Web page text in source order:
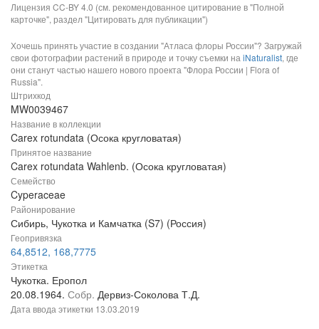
Лицензия CC-BY 4.0 (см. рекомендованное цитирование в "Полной
карточке", раздел "Цитировать для публикации")
Хочешь принять участие в создании "Атласа флоры России"? Загружай
свои фотографии растений в природе и точку съемки на iNaturalist, где
они станут частью нашего нового проекта "Флора России | Flora of
Russia".
Штрихкод
MW0039467
Название в коллекции
Carex rotundata (Осока кругловатая)
Принятое название
Carex rotundata Wahlenb. (Осока кругловатая)
Семейство
Cyperaceae
Районирование
Сибирь, Чукотка и Камчатка (S7) (Россия)
Геопривязка
64,8512, 168,7775
Этикетка
Чукотка. Еропол
20.08.1964. Собр. Дервиз-Соколова Т.Д.
Дата ввода этикетки 13.03.2019